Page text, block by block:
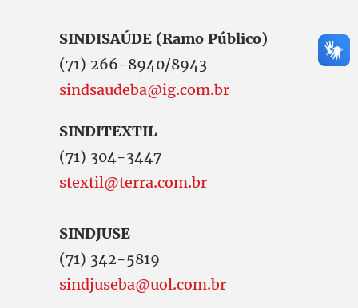
SINDISAÚDE (Ramo Público)
(71) 266-8940/8943
sindsaudeba@ig.com.br
SINDITEXTIL
(71) 304-3447
stextil@terra.com.br
SINDJUSE
(71) 342-5819
sindjuseba@uol.com.br